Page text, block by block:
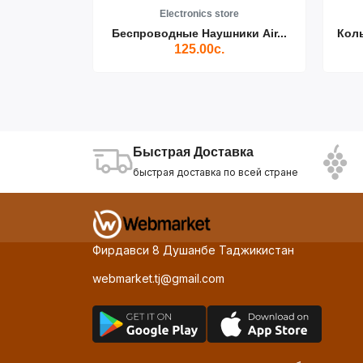
Electronics store
Беспроводные Наушники Air...
125.00с.
Быстрая Доставка
быстрая доставка по всей стране
Фирдавси 8 Душанбе Таджикистан
webmarket.tj@gmail.com